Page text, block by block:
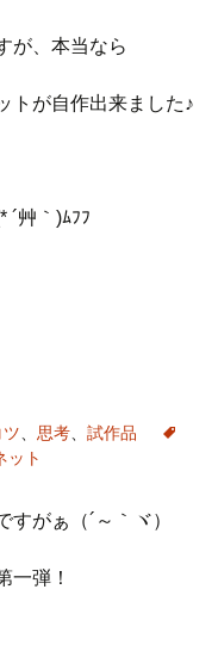
が、本当なら
トが自作出来ました♪
艸｀)ﾑﾌﾌ
思考
試作品
ット
がぁ（´～｀ヾ）
一弾！